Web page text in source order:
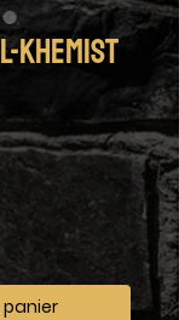
Khemist
panier